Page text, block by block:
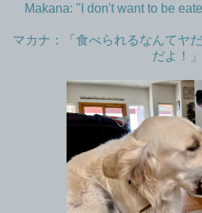
Makana: "I don't want to be
マカナ：「食べられるなんてヤ
だよ！」